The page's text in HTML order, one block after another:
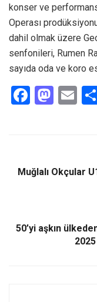
konser ve
Operası
dahil olmak üzere
senfonileri, Rumen
sayıda oda ve koro
F
o
M
d
E
Muğlalı Okçular
50’yi aşkın